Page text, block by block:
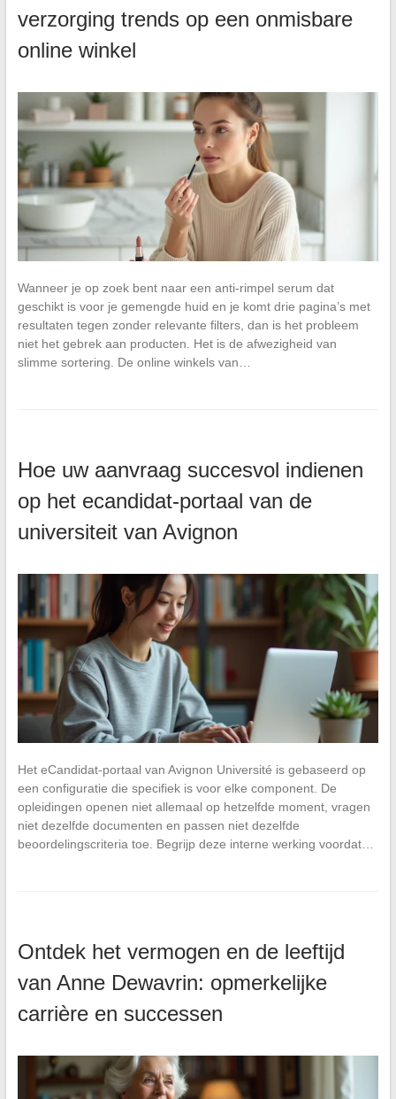
verzorging trends op een onmisbare
online winkel
Wanneer je op zoek bent naar een anti-rimpel serum dat
geschikt is voor je gemengde huid en je komt drie pagina’s met
resultaten tegen zonder relevante filters, dan is het probleem
niet het gebrek aan producten. Het is de afwezigheid van
slimme sortering. De online winkels van…
Hoe uw aanvraag succesvol indienen
op het ecandidat-portaal van de
universiteit van Avignon
Het eCandidat-portaal van Avignon Université is gebaseerd op
een configuratie die specifiek is voor elke component. De
opleidingen openen niet allemaal op hetzelfde moment, vragen
niet dezelfde documenten en passen niet dezelfde
beoordelingscriteria toe. Begrijp deze interne werking voordat…
Ontdek het vermogen en de leeftijd
van Anne Dewavrin: opmerkelijke
carrière en successen